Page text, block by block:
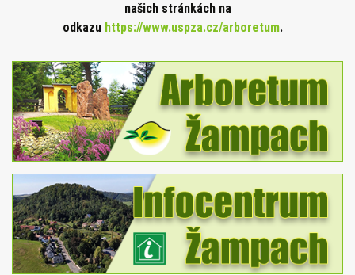
našich stránkách na
odkazu https://www.uspza.cz/arboretum.